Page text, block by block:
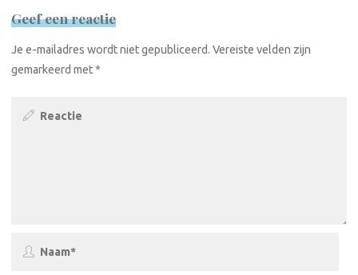
Geef een reactie
Je e-mailadres wordt niet gepubliceerd. Vereiste velden zijn
gemarkeerd met*